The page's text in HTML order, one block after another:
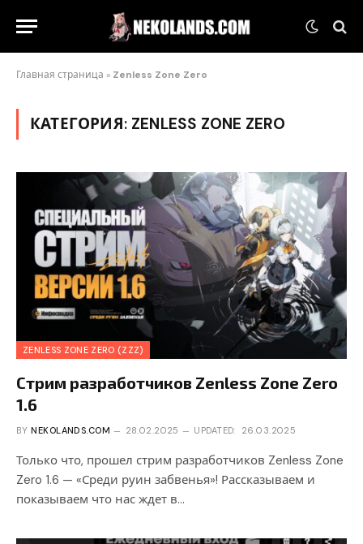
Главная страница » Zenless Zone Zero
КАТЕГОРИЯ: ZENLESS ZONE ZERO
ZENLESS ZONE ZERO (ZZZ)
Стрим разработчиков Zenless Zone Zero
1.6
BY NEKOLANDS.COM 28.02.2025 UPDATED: 26.03.2025
Только что, прошел стрим разработчиков Zenless Zone
Zero 1.6 — «Среди руин забвенья»! Рассказываем и
показываем что нас ждет в…